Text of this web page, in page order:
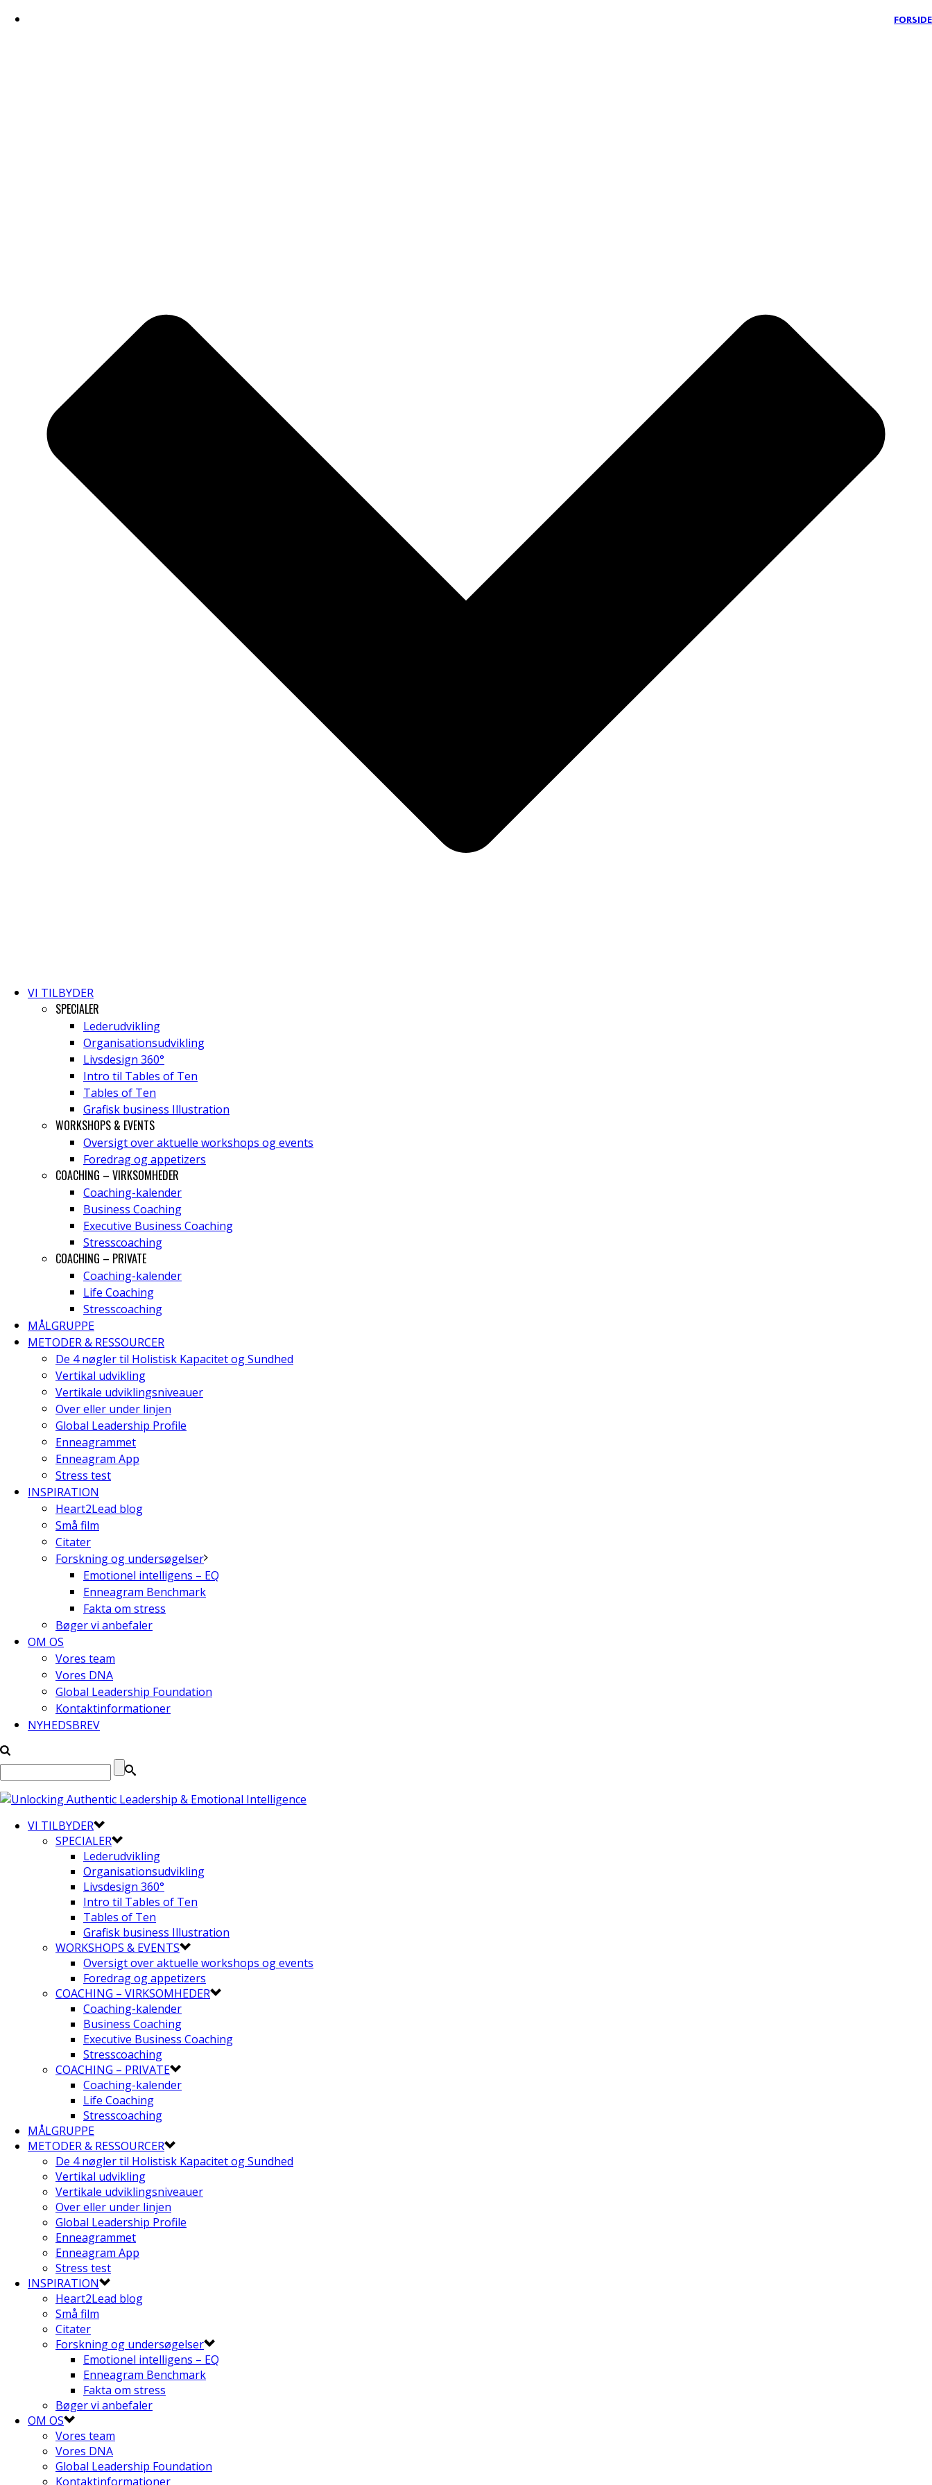
FORSIDE
VI TILBYDER
SPECIALER
Lederudvikling
Organisationsudvikling
Livsdesign 360°
Intro til Tables of Ten
Tables of Ten
Grafisk business Illustration
WORKSHOPS & EVENTS
Oversigt over aktuelle workshops og events
Foredrag og appetizers
COACHING – VIRKSOMHEDER
Coaching-kalender
Business Coaching
Executive Business Coaching
Stresscoaching
COACHING – PRIVATE
Coaching-kalender
Life Coaching
Stresscoaching
MÅLGRUPPE
METODER & RESSOURCER
De 4 nøgler til Holistisk Kapacitet og Sundhed
Vertikal udvikling
Vertikale udviklingsniveauer
Over eller under linjen
Global Leadership Profile
Enneagrammet
Enneagram App
Stress test
INSPIRATION
Heart2Lead blog
Små film
Citater
Forskning og undersøgelser
Emotionel intelligens – EQ
Enneagram Benchmark
Fakta om stress
Bøger vi anbefaler
OM OS
Vores team
Vores DNA
Global Leadership Foundation
Kontaktinformationer
NYHEDSBREV
VI TILBYDER
SPECIALER
Lederudvikling
Organisationsudvikling
Livsdesign 360°
Intro til Tables of Ten
Tables of Ten
Grafisk business Illustration
WORKSHOPS & EVENTS
Oversigt over aktuelle workshops og events
Foredrag og appetizers
COACHING – VIRKSOMHEDER
Coaching-kalender
Business Coaching
Executive Business Coaching
Stresscoaching
COACHING – PRIVATE
Coaching-kalender
Life Coaching
Stresscoaching
MÅLGRUPPE
METODER & RESSOURCER
De 4 nøgler til Holistisk Kapacitet og Sundhed
Vertikal udvikling
Vertikale udviklingsniveauer
Over eller under linjen
Global Leadership Profile
Enneagrammet
Enneagram App
Stress test
INSPIRATION
Heart2Lead blog
Små film
Citater
Forskning og undersøgelser
Emotionel intelligens – EQ
Enneagram Benchmark
Fakta om stress
Bøger vi anbefaler
OM OS
Vores team
Vores DNA
Global Leadership Foundation
Kontaktinformationer